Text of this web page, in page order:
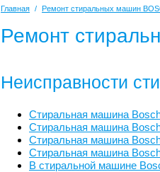
Главная / Ремонт стиральных машин
Ремонт
Неисправности
Стиральная машина
Стиральная машина
Стиральная машина
Стиральная машина
В стиральной машине